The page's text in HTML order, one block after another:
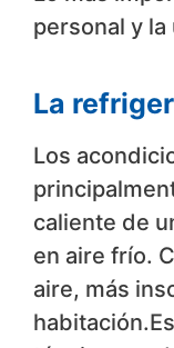
personal y
La
Los
caliente de
en aire frío.
aire, más